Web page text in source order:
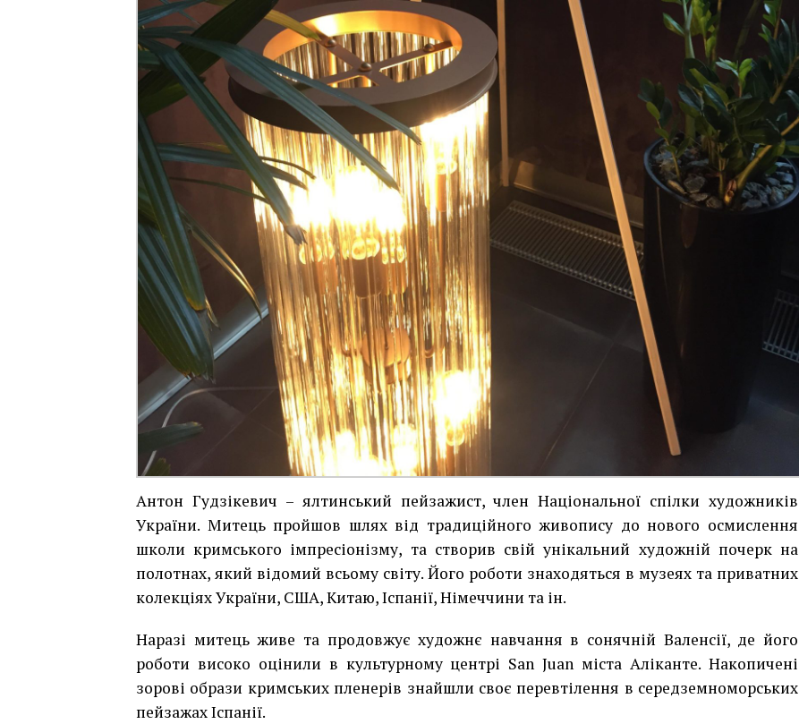
Антон Гудзікевич – ялтинський пейзажист, член Національної спілки художників
України. Митець пройшов шлях від традиційного живопису до нового осмислення
школи кримського імпресіонізму, та створив свій унікальний художній почерк на
полотнах, який відомий всьому світу. Його роботи знаходяться в музеях та приватних
колекціях України, США, Китаю, Іспанії, Німеччини та ін.
Наразі митець живе та продовжує художнє навчання в сонячній Валенсії, де його
роботи високо оцінили в культурному центрі San Juan міста Аліканте. Накопичені
зорові образи кримських пленерів знайшли своє перевтілення в середземноморських
пейзажах Іспанії.